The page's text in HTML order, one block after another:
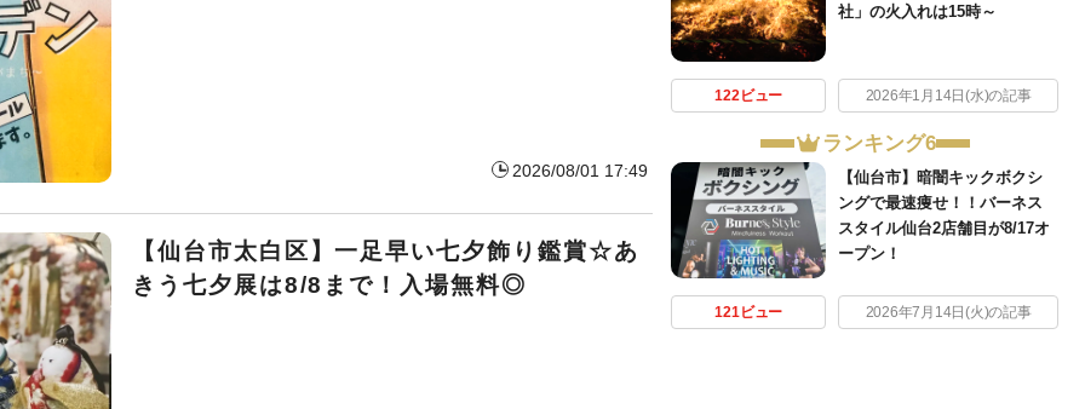
2026/08/01 17:49
【仙台市太白区】一足早い七夕飾り鑑賞☆あ
きう七夕展は8/8まで！入場無料◎
社」の火入れは15時～
122ビュー 2026年1月14日(水)の記事
ランキング6
【仙台市】暗闇キックボクシ
ングで最速痩せ！！バーネス
スタイル仙台2店舗目が8/17オ
ープン！
121ビュー 2026年7月14日(火)の記事